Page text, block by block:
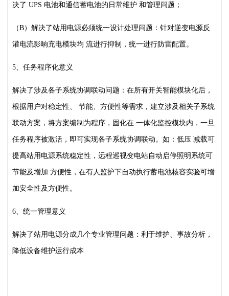
决了 UPS 电池和通信蓄电池的日常维护 和管理问题；
（B）解决了站用电源必须统一设计处理问题：针对逆变电源反
灌电流影响充电模块均 流进行抑制，统一进行防雷配置。
5、任务程序化意义
解决了涉及各子系统协调联动问题：在所有开关智能模块化后，
根据用户对稳定性、 节能、方便性等需求，建立涉及相关子系统
联动方案，将方案编制为程序，固化在 一体化监控模块内，一旦
任务程序被激活，即可实现各子系统协调联动。如：低压 减载可
提高站用电源系统稳定性，远程巡视变电站自动启停照明系统可
节能及增加 方便性，在有人监护下自动执行蓄电池核容实验可增
加安全性及方便性。
6、统一管理意义
解决了站用电源分成几个专业管理问题：利于维护、事故分析，
降低设备维护运行成本